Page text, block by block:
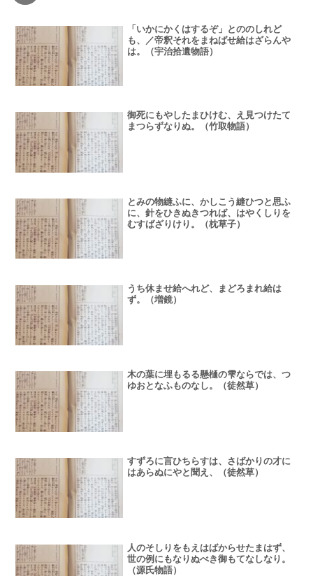
「いかにかくはするぞ」とののしれど
も、／帝釈それをまねばせ給はざらんや
は。（宇治拾遺物語）
御死にもやしたまひけむ、え見つけたて
まつらずなりぬ。（竹取物語）
とみの物縫ふに、かしこう縫ひつと思ふ
に、針をひきぬきつれば、はやくしりを
むすばざりけり。（枕草子）
うち休ませ給へれど、まどろまれ給は
ず。（増鏡）
木の葉に埋もるる懸樋の雫ならでは、つ
ゆおとなふものなし。（徒然草）
すずろに言ひちらすは、さばかりの才に
はあらぬにやと聞え、（徒然草）
人のそしりをもえはばからせたまはず、
世の例にもなりぬべき御もてなしなり。
（源氏物語）